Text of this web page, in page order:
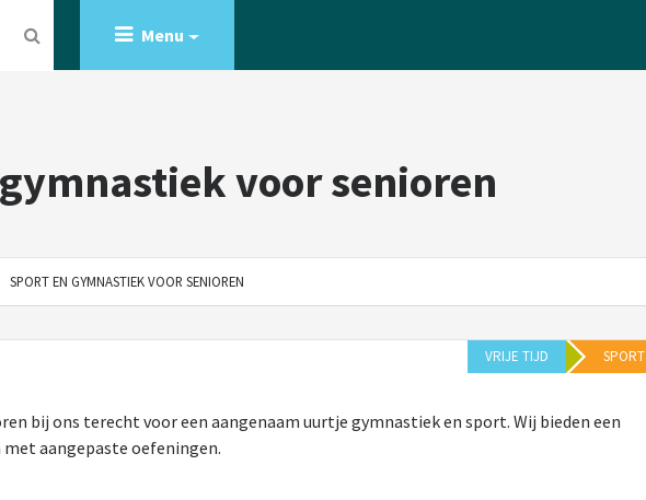
Menu
voor senioren
SPORT EN GYMNASTIEK VOOR SENIOREN
VRIJE TIJD SPORT
bij ons terecht voor een aangenaam uurtje gymnastiek en sport. Wij bieden een
aangepaste oefeningen.